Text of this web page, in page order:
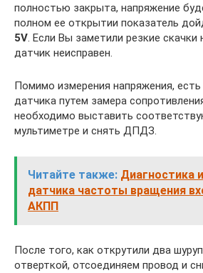
полностью закрыта, напряжение
полном ее открытии показатель
5V. Если Вы заметили резкие скачки
датчик неисправен.
Помимо измерения напряжения,
датчика путем замера
необходимо выставить
мультиметре и снять ДПДЗ.
Читайте также: Диагностика
датчика частоты вращения
АКПП
После того, как открутили два
отверткой, отсоединяем провод и